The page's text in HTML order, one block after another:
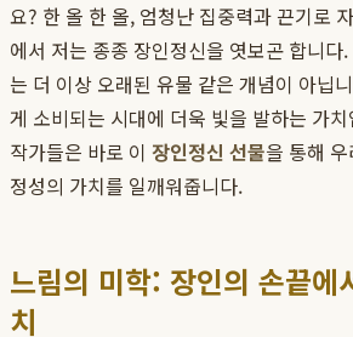
요? 한 올 한 올, 엄청난 집중력과 끈기로
에서 저는 종종 장인정신을 엿보곤 합니
는 더 이상 오래된 유물 같은 개념이 아닙
게 소비되는 시대에 더욱 빛을 발하는 가
작가들은 바로 이 장인정신 선물을 통해
정성의 가치를 일깨워줍니다.
느림의 미학: 장인의 손끝에
치